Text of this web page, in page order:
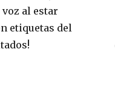
al estar
etiquetas del